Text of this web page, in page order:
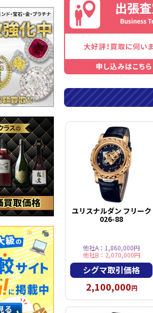
ユリスナルダン フリーク
026-88
他社A：1,860,000円
他社B：2,070,000円
シグマ取引価格
2,100,000円